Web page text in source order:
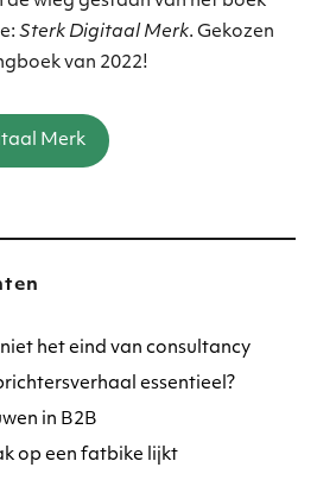
Sterk Digitaal Merk. Gekozen
van 2022!
Merk
het eind van consultancy
essentieel?
in B2B
op een fatbike lijkt